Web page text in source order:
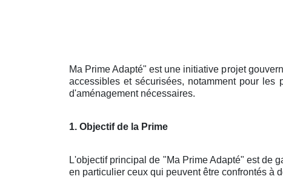
Ma Prime Adapté" est une initiative projet
accessibles et sécurisées, notamment pour
d'aménagement nécessaires.
1. Objectif de la Prime
L'objectif principal de "Ma Prime Adapté" est de
en particulier ceux qui peuvent être confrontés à